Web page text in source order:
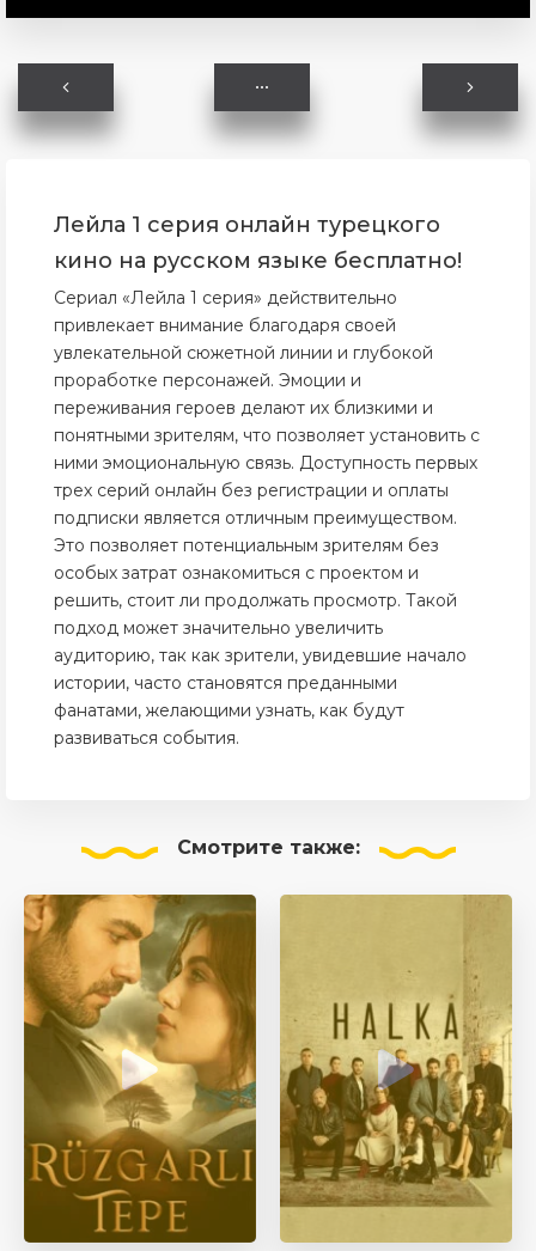
Лейла 1 серия онлайн турецкого
кино на русском языке бесплатно!
Сериал «Лейла 1 серия» действительно
привлекает внимание благодаря своей
увлекательной сюжетной линии и глубокой
проработке персонажей. Эмоции и
переживания героев делают их близкими и
понятными зрителям, что позволяет установить с
ними эмоциональную связь. Доступность первых
трех серий онлайн без регистрации и оплаты
подписки является отличным преимуществом.
Это позволяет потенциальным зрителям без
особых затрат ознакомиться с проектом и
решить, стоит ли продолжать просмотр. Такой
подход может значительно увеличить
аудиторию, так как зрители, увидевшие начало
истории, часто становятся преданными
фанатами, желающими узнать, как будут
развиваться события.
Смотрите также: